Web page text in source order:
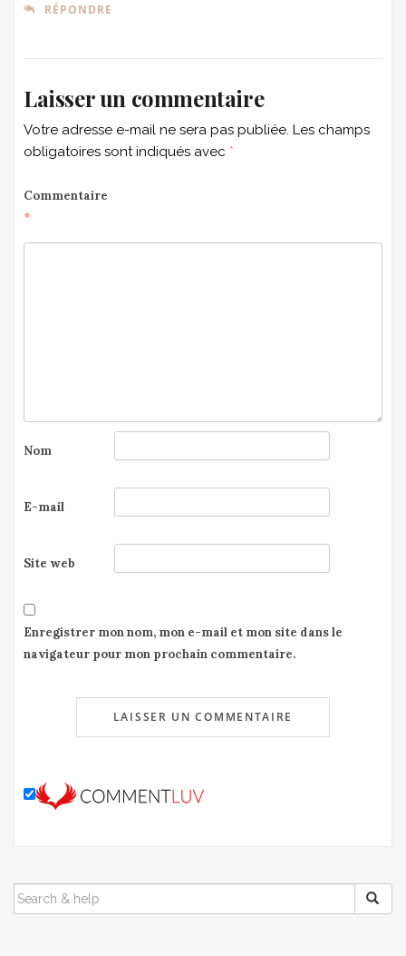
RÉPONDRE
Laisser un commentaire
Votre adresse e-mail ne sera pas publiée. Les champs
obligatoires sont indiqués avec *
Commentaire
*
Nom
E-mail
Site web
Enregistrer mon nom, mon e-mail et mon site dans le
navigateur pour mon prochain commentaire.
SEARCH
FOR: